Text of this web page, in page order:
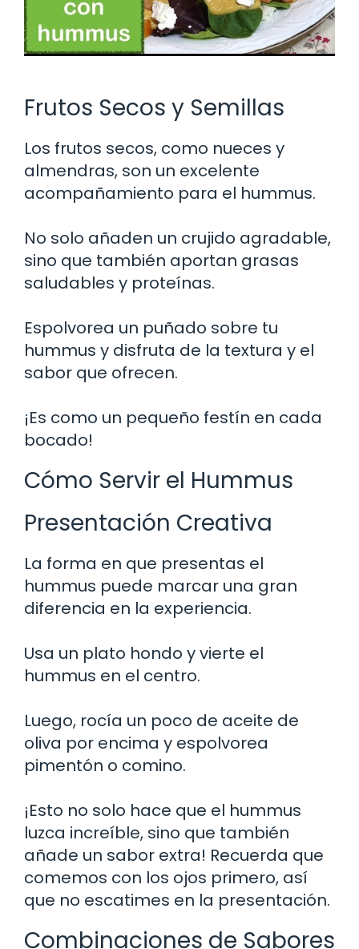
Frutos Secos y Semillas
Los frutos secos, como nueces y
almendras, son un excelente
acompañamiento para el hummus.
No solo añaden un crujido agradable,
sino que también aportan grasas
saludables y proteínas.
Espolvorea un puñado sobre tu
hummus y disfruta de la textura y el
sabor que ofrecen.
¡Es como un pequeño festín en cada
bocado!
Cómo Servir el Hummus
Presentación Creativa
La forma en que presentas el
hummus puede marcar una gran
diferencia en la experiencia.
Usa un plato hondo y vierte el
hummus en el centro.
Luego, rocía un poco de aceite de
oliva por encima y espolvorea
pimentón o comino.
¡Esto no solo hace que el hummus
luzca increíble, sino que también
añade un sabor extra! Recuerda que
comemos con los ojos primero, así
que no escatimes en la presentación.
Combinaciones de Sabores